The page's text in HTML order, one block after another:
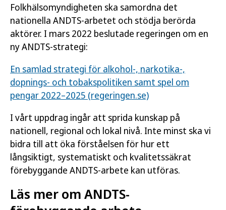
Folkhälsomyndigheten ska samordna det
nationella ANDTS-arbetet och stödja berörda
aktörer. I mars 2022 beslutade regeringen om en
ny ANDTS-strategi:
En samlad strategi för alkohol-, narkotika-,
dopnings- och tobakspolitiken samt spel om
pengar 2022–2025 (regeringen.se)
I vårt uppdrag ingår att sprida kunskap på
nationell, regional och lokal nivå. Inte minst ska vi
bidra till att öka förståelsen för hur ett
långsiktigt, systematiskt och kvalitetssäkrat
förebyggande ANDTS-arbete kan utföras.
Läs mer om ANDTS-